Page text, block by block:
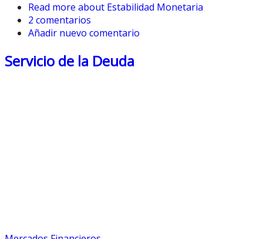
Read more about Estabilidad Monetaria
2 comentarios
Añadir nuevo comentario
Servicio de la Deuda